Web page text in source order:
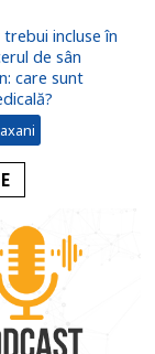
incluse în
de sân
care sunt